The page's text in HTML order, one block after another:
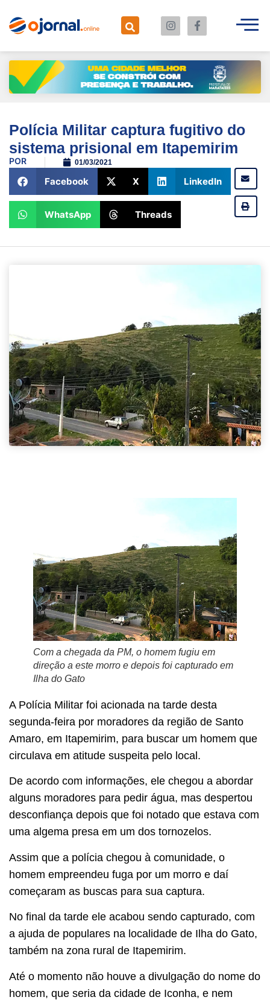
Polícia Militar captura fugitivo do
sistema prisional em Itapemirim
POR 01/03/2021
Facebook X LinkedIn
WhatsApp Threads
Com a chegada da PM, o homem fugiu em
direção a este morro e depois foi capturado em
Ilha do Gato
A Polícia Militar foi acionada na tarde desta
segunda-feira por moradores da região de Santo
Amaro, em Itapemirim, para buscar um homem que
circulava em atitude suspeita pelo local.
De acordo com informações, ele chegou a abordar
alguns moradores para pedir água, mas despertou
desconfiança depois que foi notado que estava com
uma algema presa em um dos tornozelos.
Assim que a polícia chegou à comunidade, o
homem empreendeu fuga por um morro e daí
começaram as buscas para sua captura.
No final da tarde ele acabou sendo capturado, com
a ajuda de populares na localidade de Ilha do Gato,
também na zona rural de Itapemirim.
Até o momento não houve a divulgação do nome do
homem, que seria da cidade de Iconha, e nem